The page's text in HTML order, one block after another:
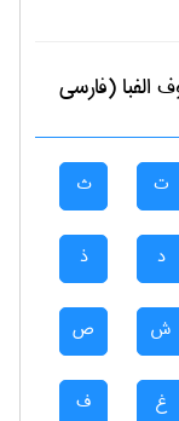
(فارسی
ت ث
د ذ
ش ص
غ ف